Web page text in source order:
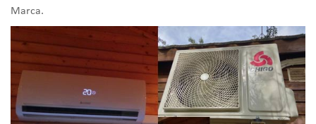
Marca.